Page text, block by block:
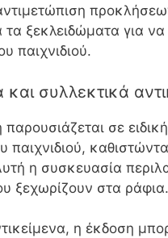
τα ξεκλειδώματα για
παιχνιδιού.
και συλλεκτικά
σε
παιχνιδιού,
η συσκευασία
ξεχωρίζουν στα ράφια.
η έκδοση